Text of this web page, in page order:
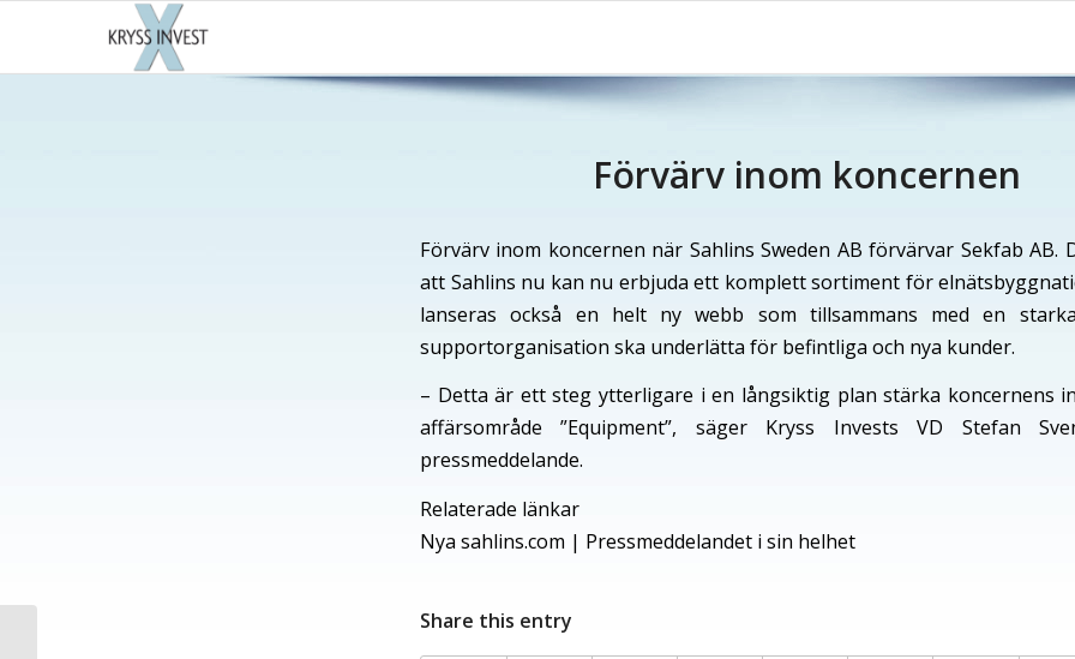
Förvärv inom koncernen
Förvärv inom koncernen när Sahlins Sweden AB förvärvar Sekfab AB.
att Sahlins nu kan nu erbjuda ett komplett sortiment för
lanseras också en helt ny webb som tillsammans med en
supportorganisation ska underlätta för befintliga och nya kunder.
– Detta är ett steg ytterligare i en långsiktig plan stärka koncernens
affärsområde ”Equipment”, säger Kryss Invests VD Stefan
pressmeddelande.
Relaterade länkar
Nya sahlins.com | Pressmeddelandet i sin helhet
Share this entry